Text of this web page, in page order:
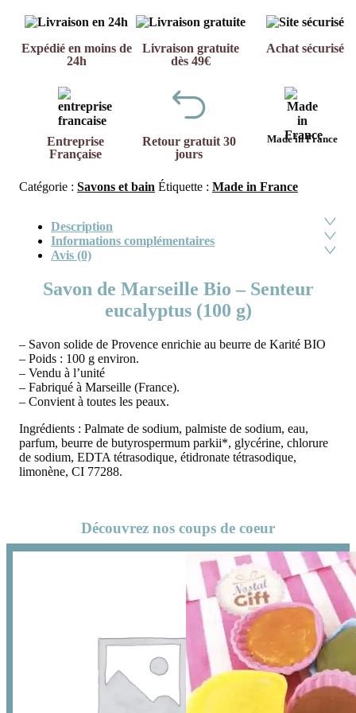
Expédié en moins de
24h
Livraison gratuite
dès 49€
Achat sécurisé
Entreprise
Française
Retour gratuit 30
jours
Made in France
Catégorie : Savons et bain Étiquette : Made in France
Description
Informations complémentaires
Avis (0)
Savon de Marseille Bio – Senteur
eucalyptus (100 g)
– Savon solide de Provence enrichie au beurre de Karité BIO
– Poids : 100 g environ.
– Vendu à l’unité
– Fabriqué à Marseille (France).
– Convient à toutes les peaux.
Ingrédients : Palmate de sodium, palmiste de sodium, eau,
parfum, beurre de butyrospermum parkii*, glycérine, chlorure
de sodium, EDTA tétrasodique, étidronate tétrasodique,
limonène, CI 77288.
Découvrez nos coups de coeur